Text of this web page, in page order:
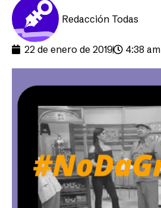
Redacción Todas
22 de enero de 2019 4:38 am